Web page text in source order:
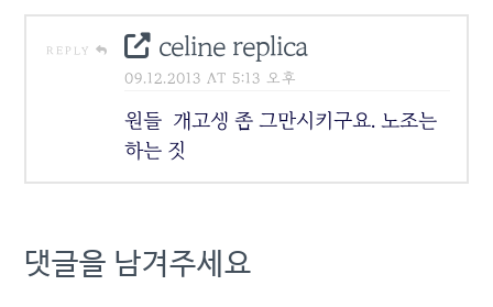
REPLY celine replica
09.12.2013 AT 5:13 오후
원들 개고생 좀 그만시키구요. 노조는
하는 짓
댓글을 남겨주세요